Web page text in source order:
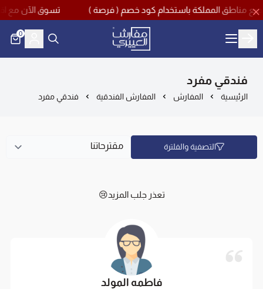
تسوق الآن مع اقوى تخفيضات منتصف
مفارش العييري
0
فندقي مفرد
الرئيسية المفارش المفارش الفندقية فندقي مفرد
التصفية والفلترة
تعذر جلب المزيد😢
فاطمه المولد